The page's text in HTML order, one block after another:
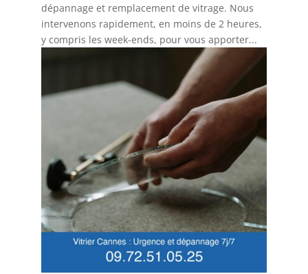
dépannage et remplacement de vitrage. Nous
intervenons rapidement, en moins de 2 heures,
y compris les week-ends, pour vous apporter...